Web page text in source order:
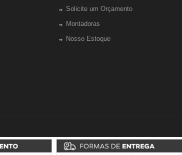
Solicite um Orçamento
Montadoras
Nosso Estoque